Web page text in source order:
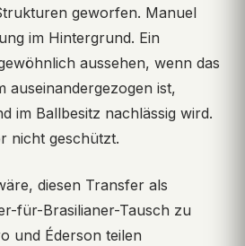
geworfen. Manuel
im Hintergrund. Ein
aussehen, wenn das
auseinandergezogen ist,
im Ballbesitz nachlässig wird.
nicht geschützt.
diesen Transfer als
für-Brasilianer-Tausch zu
und Éderson teilen